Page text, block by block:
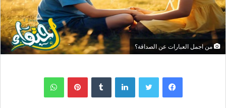
من اجمل العبارات عن الصداقة؟
لينكدإن ‏Tumblr بينتيريستواتساب